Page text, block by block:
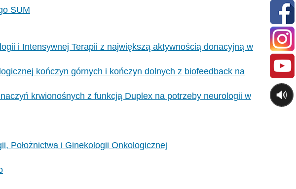
SUM
i Intensywnej Terapii z największą aktywnością donacyjną w
kończyn górnych i kończyn dolnych z biofeedback na
krwionośnych z funkcją Duplex na potrzeby neurologii w
Położnictwa i Ginekologii Onkologicznej
🔊